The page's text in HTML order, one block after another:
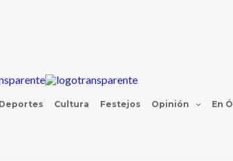
Deportes Cultura Festejos Opinión En